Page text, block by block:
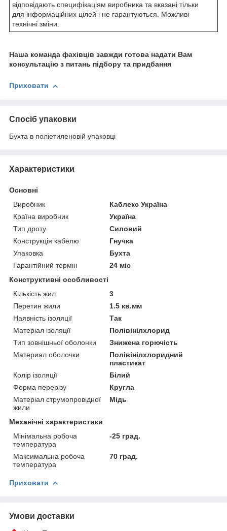
відповідають специфікаціям виробника та вказані тільки
для інформаційних цілей і не гарантуються. Можливі
технічні зміни.
Наша команда фахівців завжди готова надати Вам
консультацію з питань підбору та придбання
Приховати
Спосіб упаковки
Бухта в поліетиленовій упаковці
Характеристики
Основні
Виробник
Каблекс Україна
Країна виробник
Україна
Тип дроту
Силовий
Конструкція кабелю
Гнучка
Упаковка
Бухта
Гарантійний термін
24 міс
Конструктивні особливості
Кількість жил
3
Перетин жили
1.5 кв.мм
Наявність ізоляції
Так
Матеріал ізоляції
Полівінілхлорид
Тип зовнішньої оболонки
Знижена горючість
Материал оболочки
Полівінілхлоридний
пластикат
Колір ізоляції
Білий
Форма перерізу
Кругла
Матеріал струмопровідної
жили
Мідь
Механічні характеристики
Мінімальна робоча
температура
-25 град.
Максимальна робоча
температура
70 град.
Приховати
Умови доставки